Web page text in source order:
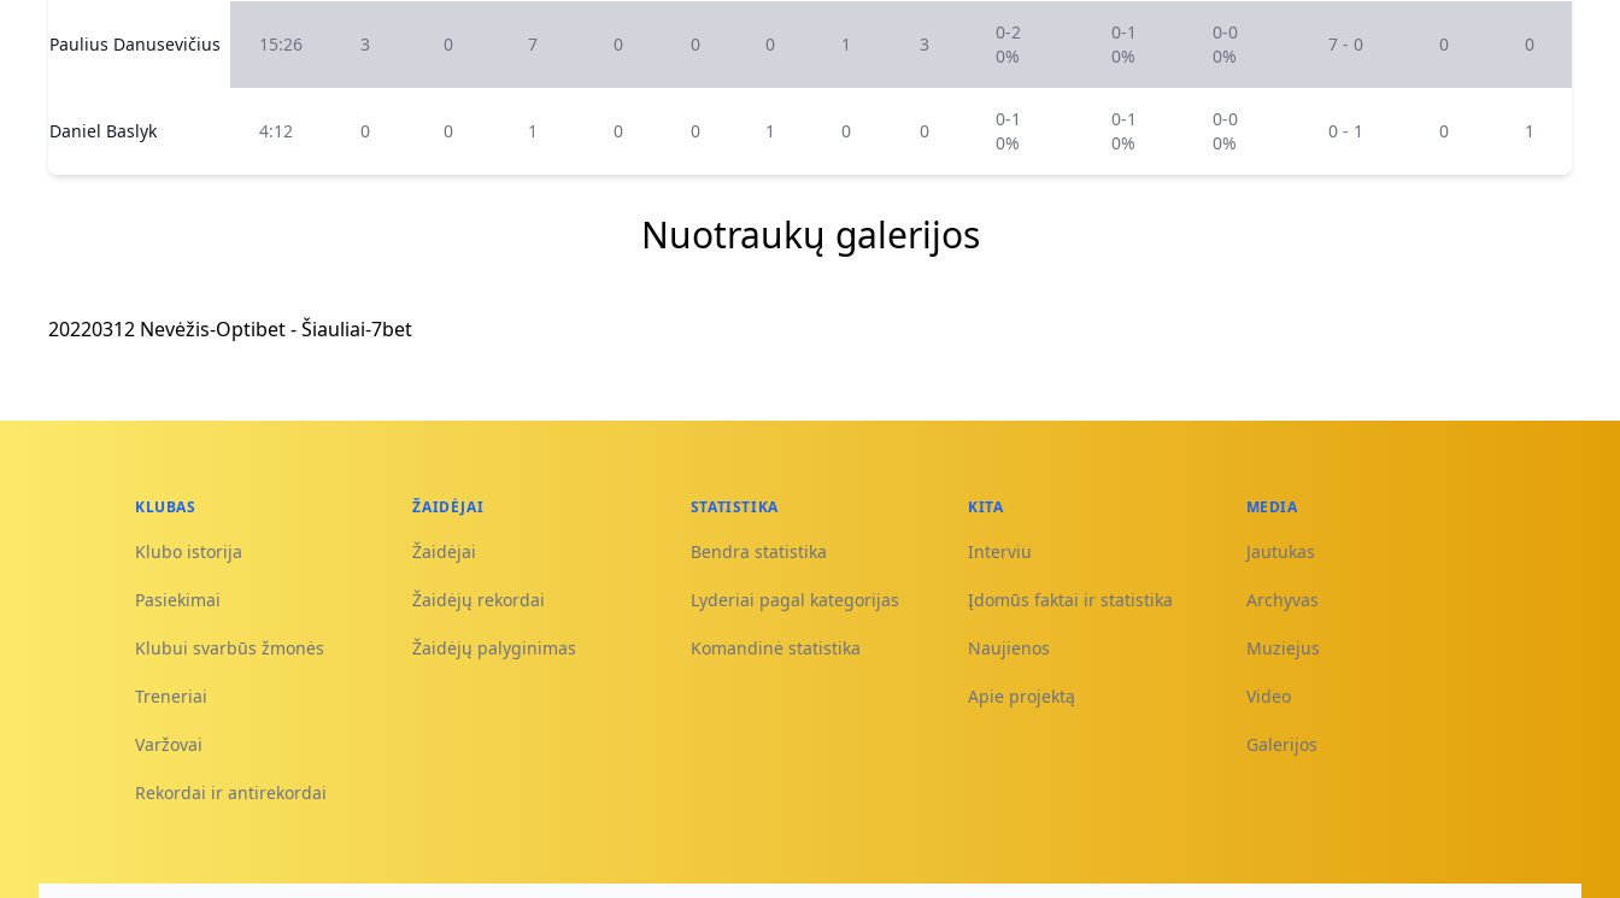
Paulius Danusevičius 15:26 3 0 7 0 0 0 1 3
0-2
0%
0-1
0%
0-0
0%
7 - 0 0 0
Daniel Baslyk 4:12 0 0 1 0 0 1 0 0
0-1
0%
0-1
0%
0-0
0%
0 - 1 0 1
Nuotraukų galerijos
20220312 Nevėžis-Optibet - Šiauliai-7bet
KLUBAS
Klubo istorija
Pasiekimai
Klubui svarbūs žmonės
Treneriai
Varžovai
Rekordai ir antirekordai
ŽAIDĖJAI
Žaidėjai
Žaidėjų rekordai
Žaidėjų palyginimas
STATISTIKA
Bendra statistika
Lyderiai pagal kategorijas
Komandinė statistika
KITA
Interviu
Įdomūs faktai ir statistika
Naujienos
Apie projektą
MEDIA
Jautukas
Archyvas
Muziejus
Video
Galerijos